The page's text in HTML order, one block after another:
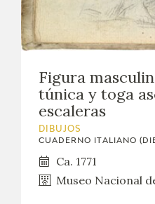
Figura
túnica y toga
escaleras
DIBUJOS
CUADERNO ITALIANO
Ca. 1771
Museo Nacional